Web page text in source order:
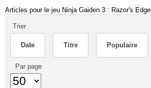
Articles pour le jeu Ninja Gaiden 3 : Razor's Edge
Trier
Date Titre Populaire
Par page